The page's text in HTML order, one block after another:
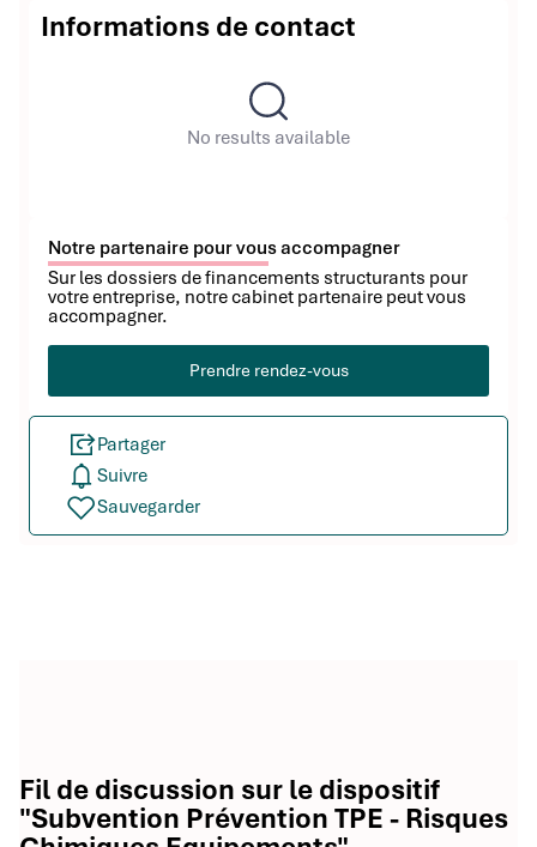
Informations de contact
No results available
Notre partenaire pour vous accompagner
Sur les dossiers de financements structurants pour
votre entreprise, notre cabinet partenaire peut vous
accompagner.
Prendre rendez-vous
Partager
Suivre
Sauvegarder
Fil de discussion sur le dispositif
"Subvention Prévention TPE - Risques